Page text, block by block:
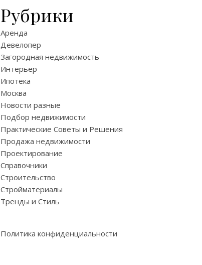
Рубрики
Аренда
Девелопер
Загородная недвижимость
Интерьер
Ипотека
Москва
Новости разные
Подбор недвижимости
Практические Советы и Решения
Продажа недвижимости
Проектирование
Справочники
Строительство
Стройматериалы
Тренды и Стиль
Политика конфиденциальности